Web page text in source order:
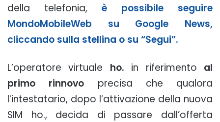
della telefonia,
è possibile seguire
MondoMobileWeb su Google News,
cliccando sulla stellina o su “Segui”.
L’operatore virtuale ho. in riferimento al
primo rinnovo precisa che qualora
l’intestatario, dopo l’attivazione della nuova
SIM ho., decida di passare dall’offerta